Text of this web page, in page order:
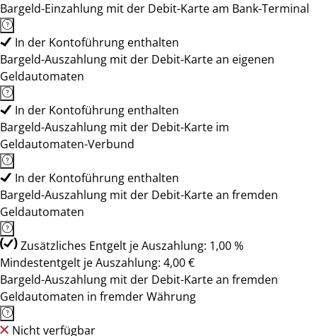
Bargeld-Einzahlung mit der Debit-Karte am Bank-Terminal
In der Kontoführung enthalten
Bargeld-Auszahlung mit der Debit-Karte an eigenen
Geldautomaten
In der Kontoführung enthalten
Bargeld-Auszahlung mit der Debit-Karte im
Geldautomaten-Verbund
In der Kontoführung enthalten
Bargeld-Auszahlung mit der Debit-Karte an fremden
Geldautomaten
Zusätzliches Entgelt je Auszahlung: 1,00 %
Mindestentgelt je Auszahlung: 4,00 €
Bargeld-Auszahlung mit der Debit-Karte an fremden
Geldautomaten in fremder Währung
Nicht verfügbar